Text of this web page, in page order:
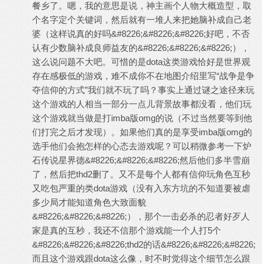
餐乡了。嗯，我的意思是说，神主画个人物大概造型，取
个名字定个关键词，然后就有一堆人来把她脑补成自己老
婆（这样说真的好吗&#8226;&#8226;&#8226;好吧，不否
认有少数脑补成良师益友的&#8226;&#8226;&#8226;），
这么说问题不大吧。可惜的是dota这类游戏恰好是世界观
存在感极低的游戏，难不成你不在地图介绍里写“战争是争
夺信仰的方式”我们就不玩了吗？事实上通过谜之途径来玩
这个游戏的人相当一部分一点儿背景故事都没看，他们玩
这个游戏就当做是打imba版omg的说（不过当然要等到他
们打完之后才发现）。如果他们真的是享受imba版omg的
选手他们会抱怎样的心态去游戏呢？可以稍微参考一下炉
石传说星界德&#8226;&#8226;&#8226;然后他们多半雪崩
了，然后把thd2删了。又不是每个人都有信仰玩角色互秒
又吃包严重的类dota游戏（没有入东方坑的不知道要被虐
多少局才能知道角色大致面貌
&#8226;&#8226;&#8226;），那个一击必杀的忍者好歹人
家是真的互秒，我还不信那个游戏能一个人打5个
&#8226;&#8226;&#8226;thd2的话&#8226;&#8226;&#8226;
而且这个游戏跟dota这么像，时不时觉得这个细节怎么跟